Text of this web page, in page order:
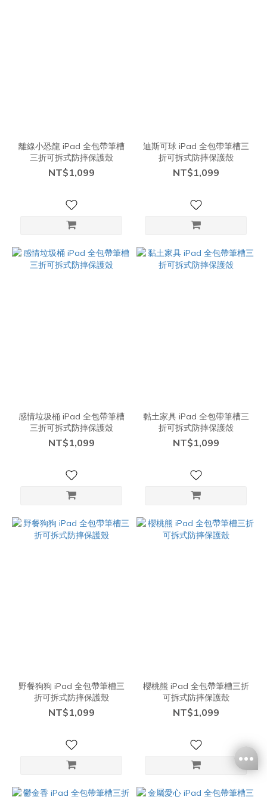
離線小恐龍 iPad 全包帶筆槽
三折可拆式防摔保護殼
NT$1,099
迪斯可球 iPad 全包帶筆槽三
折可拆式防摔保護殼
NT$1,099
感情垃圾桶 iPad 全包帶筆槽
三折可拆式防摔保護殼
NT$1,099
黏土家具 iPad 全包帶筆槽三
折可拆式防摔保護殼
NT$1,099
野餐狗狗 iPad 全包帶筆槽三
折可拆式防摔保護殼
NT$1,099
櫻桃熊 iPad 全包帶筆槽三折
可拆式防摔保護殼
NT$1,099